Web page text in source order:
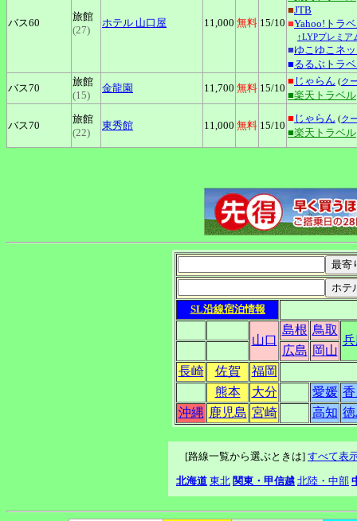
バス60
旅館
(27)
ホテル 山口屋 11,000 無料 15/10
■JTB
■Yahoo!トラ
↑LYPプレミア
■ゆこゆこネ
■るるぶトラ
バス70
旅館
(15)
金龍園 11,700 無料 15/10
■ じゃらん (ク
■楽天トラベル
バス70
旅館
(22)
東秀館 11,000 無料 15/10
■ じゃらん (ク
■楽天トラベル
SL沿線宿泊情報
山口
島根 鳥取
広島 岡山
長崎
佐賀
福岡
熊本
大分 愛媛
沖縄 鹿児島 宮崎 高知
[路線一覧から選ぶときは] すべて表
北海道 東北 関東・甲信越 北陸・中部